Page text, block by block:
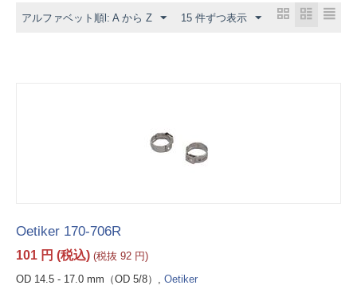
アルファベット順l: A から Z 15 件ずつ表示
Oetiker 170-706R
101 円 (税込) (税抜 92 円)
OD 14.5 - 17.0 mm（OD 5/8）, Oetiker